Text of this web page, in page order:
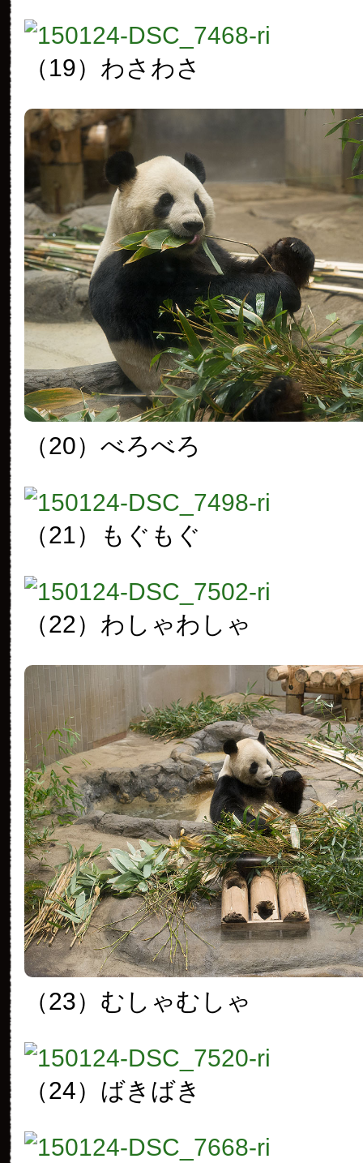
（19）わさわさ
（20）べろべろ
（21）もぐもぐ
（22）わしゃわしゃ
（23）むしゃむしゃ
（24）ばきばき